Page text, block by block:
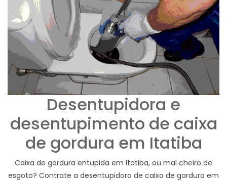
Desentupidora e
desentupimento de caixa
de gordura em Itatiba
Caixa de gordura entupida em Itatiba, ou mal cheiro de
esgoto? Contrate a desentupidora de caixa de gordura em